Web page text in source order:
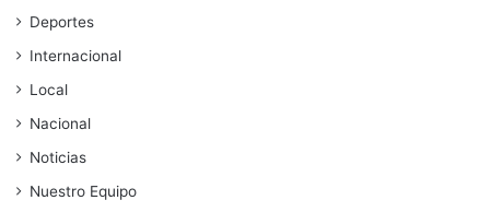
Deportes
Internacional
Local
Nacional
Noticias
Nuestro Equipo